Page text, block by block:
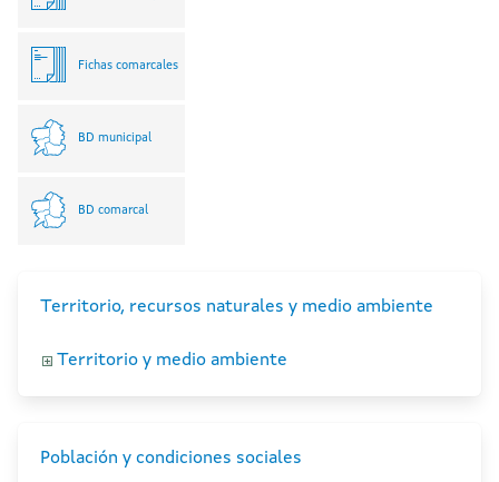
Fichas comarcales
BD municipal
BD comarcal
Territorio, recursos naturales y medio ambiente
Territorio y medio ambiente
Población y condiciones sociales